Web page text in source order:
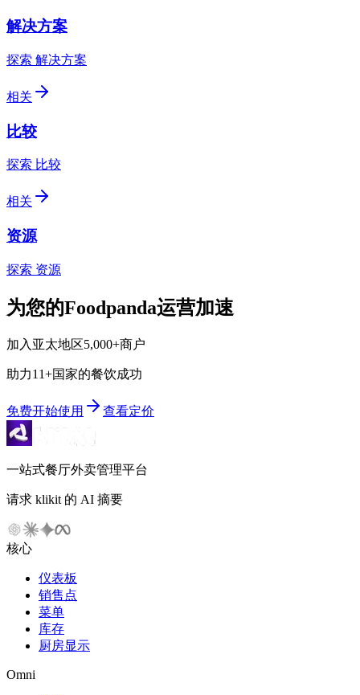
解决方案
探索 解决方案
相关
比较
探索 比较
相关
资源
探索 资源
为您的Foodpanda运营加速
加入亚太地区5,000+商户
助力11+国家的餐饮成功
免费开始使用 查看定价
一站式餐厅外卖管理平台
请求 klikit 的 AI 摘要
核心
仪表板
销售点
菜单
库存
厨房显示
Omni